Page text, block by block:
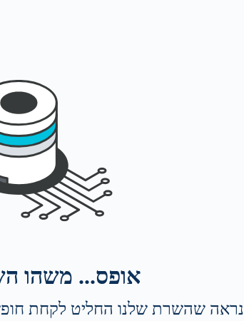
אופס... משהו
נראה שהשרת שלנו החליט לקחת